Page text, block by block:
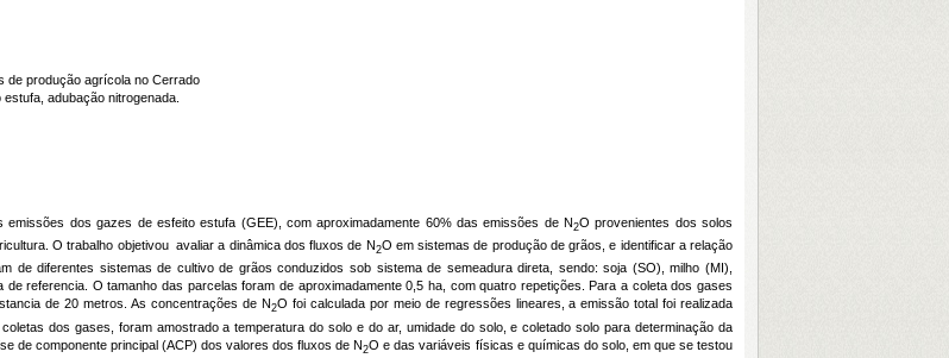
de produção agrícola no Cerrado
adubação nitrogenada.
dos gazes de esfeito estufa (GEE), com aproximadamente 60% das emissões de N2O provenientes dos solos
O trabalho objetivou avaliar a dinâmica dos fluxos de N2O em sistemas de produção de grãos, e identificar a relação
de diferentes sistemas de cultivo de grãos conduzidos sob sistema de semeadura direta, sendo: soja (SO), milho (MI),
referencia. O tamanho das parcelas foram de aproximadamente 0,5 ha, com quatro repetições. Para a coleta dos gases
de 20 metros. As concentrações de N2O foi calculada por meio de regressões lineares, a emissão total foi realizada
dos gases, foram amostrado a temperatura do solo e do ar, umidade do solo, e coletado solo para determinação da
de componente principal (ACP) dos valores dos fluxos de N2O e das variáveis físicas e químicas do solo, em que se testou